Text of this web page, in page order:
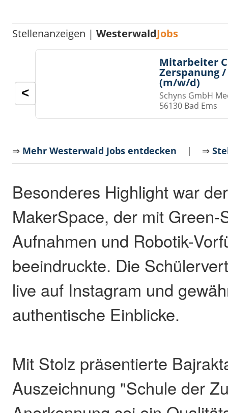
Stellenanzeigen |WesterwaldJobs
Mitarbeiter
Zerspanung
(m/w/d)
Schyns GmbH
56130 Bad Ems
<
⇒ Mehr Westerwald Jobs entdecken | ⇒
Besonderes Highlight war
MakerSpace, der mit Green-
Aufnahmen und Robotik-
beeindruckte. Die
live auf Instagram und
authentische Einblicke.
Mit Stolz präsentierte
Auszeichnung "Schule der